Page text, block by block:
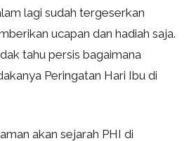
lagi sudah tergeserkan
ucapan dan hadiah saja.
tahu persis bagaimana
Peringatan Hari Ibu di
akan sejarah PHI di